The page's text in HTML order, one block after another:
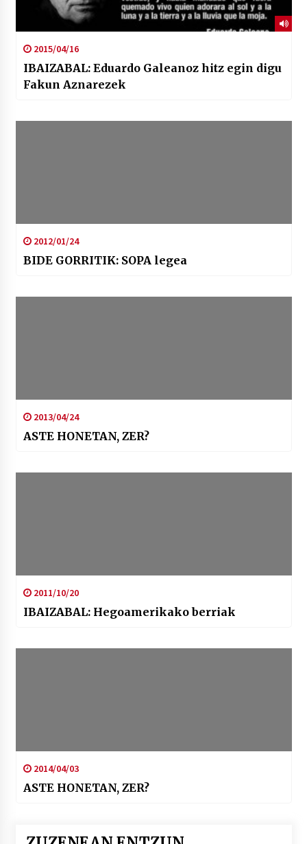
2015/04/16
IBAIZABAL: Eduardo Galeanoz hitz egin digu
Fakun Aznarezek
2012/01/24
BIDE GORRITIK: SOPA legea
2013/04/24
ASTE HONETAN, ZER?
2011/10/20
IBAIZABAL: Hegoamerikako berriak
2014/04/03
ASTE HONETAN, ZER?